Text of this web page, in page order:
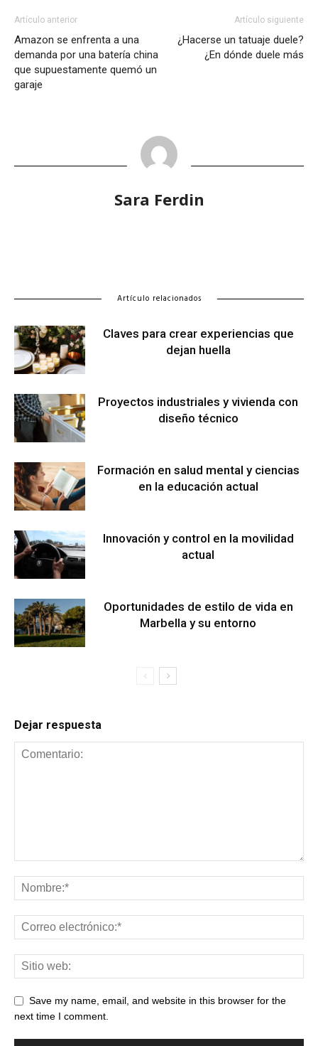
Artículo anterior
Amazon se enfrenta a una
demanda por una batería china
que supuestamente quemó un
garaje
Artículo siguiente
¿Hacerse un tatuaje duele?
¿En dónde duele más
Sara Ferdin
Artículo relacionados
Claves para crear experiencias que
dejan huella
Proyectos industriales y vivienda con
diseño técnico
Formación en salud mental y ciencias
en la educación actual
Innovación y control en la movilidad
actual
Oportunidades de estilo de vida en
Marbella y su entorno
Dejar respuesta
Save my name, email, and website in this browser for the
next time I comment.